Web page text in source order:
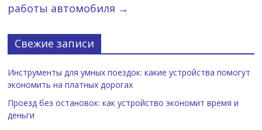
работы автомобиля →
Свежие записи
Инструменты для умных поездок: какие устройства помогут
экономить на платных дорогах
Проезд без остановок: как устройство экономит время и
деньги